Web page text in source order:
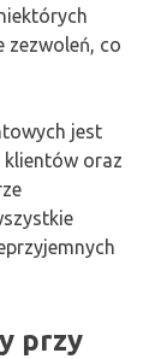
zezwoleń, co
jest
klientów oraz
przy